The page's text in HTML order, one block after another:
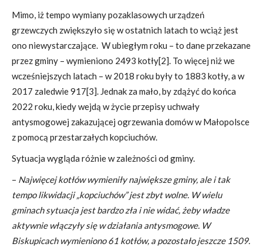
Mimo, iż tempo wymiany pozaklasowych urządzeń
grzewczych zwiększyło się w ostatnich latach to wciąż jest
ono niewystarczające. W ubiegłym roku – to dane przekazane
przez gminy – wymieniono 2493 kotły[2]. To więcej niż we
wcześniejszych latach – w 2018 roku były to 1883 kotły, a w
2017 zaledwie 917[3]. Jednak za mało, by zdążyć do końca
2022 roku, kiedy wejdą w życie przepisy uchwały
antysmogowej zakazującej ogrzewania domów w Małopolsce
z pomocą przestarzałych kopciuchów.
Sytuacja wygląda różnie w zależności od gminy.
– Najwięcej kotłów wymieniły największe gminy, ale i tak
tempo likwidacji „kopciuchów” jest zbyt wolne. W wielu
gminach sytuacja jest bardzo zła i nie widać, żeby władze
aktywnie włączyły się w działania antysmogowe. W
Biskupicach wymieniono 61 kotłów, a pozostało jeszcze 1509.